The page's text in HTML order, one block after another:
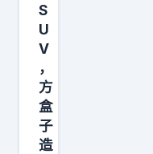
一
体
式
星
环
灯
辨
S
U
V
，
方
盒
子
造